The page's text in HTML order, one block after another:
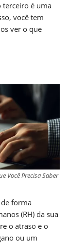
terceiro é uma
você tem
ver o que
Você Precisa Saber
forma
(RH) da sua
o atraso e o
ou um